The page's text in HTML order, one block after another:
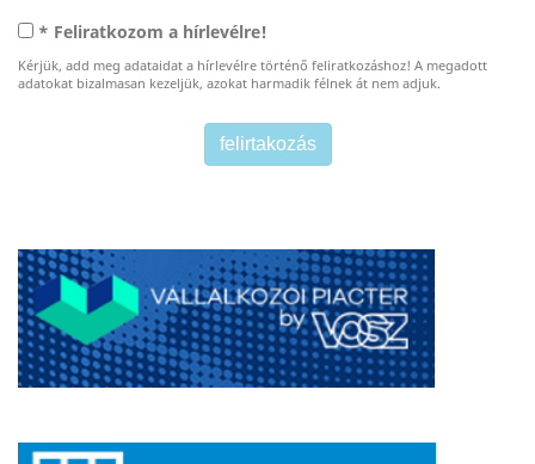
* Feliratkozom a hírlevélre!
Kérjük, add meg adataidat a hírlevélre történő feliratkozáshoz! A megadott
adatokat bizalmasan kezeljük, azokat harmadik félnek át nem adjuk.